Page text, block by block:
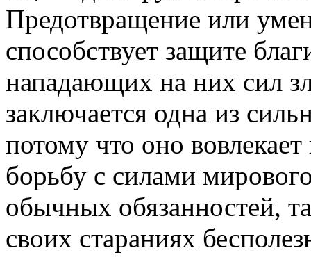
Предотвращение или
способствует защите
нападающих на них сил
заключается одна из
потому что оно
борьбу с силами
обычных обязанностей,
своих стараниях